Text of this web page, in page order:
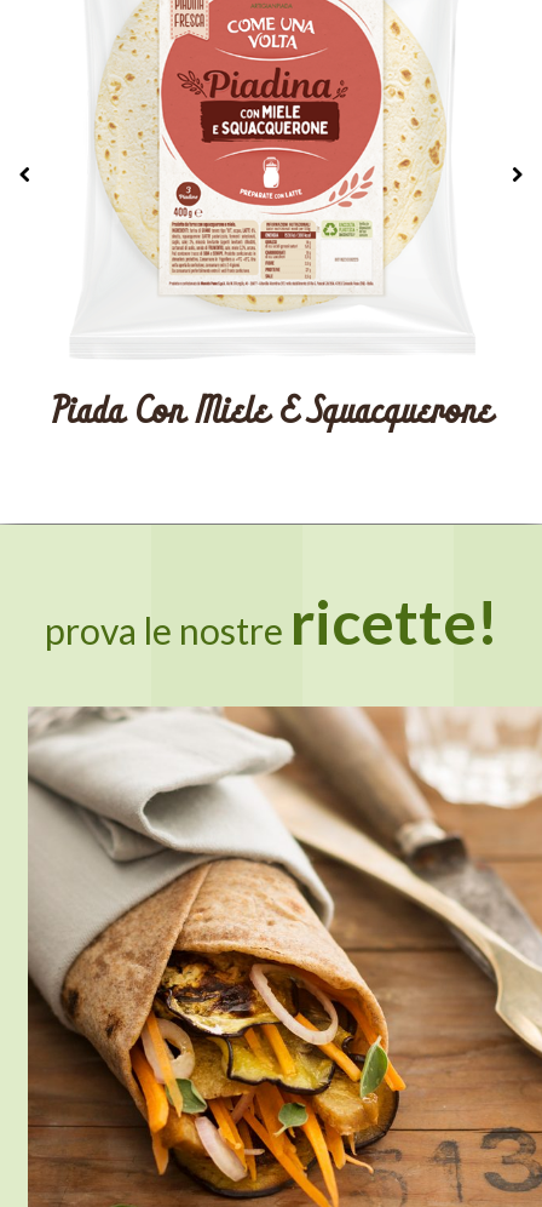
Piada Con Miele E Squacquerone
prova le nostre ricette!